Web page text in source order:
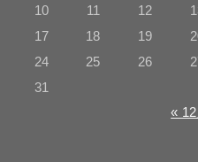
10
11 12
17
18 19
24
25 26
31
« 12